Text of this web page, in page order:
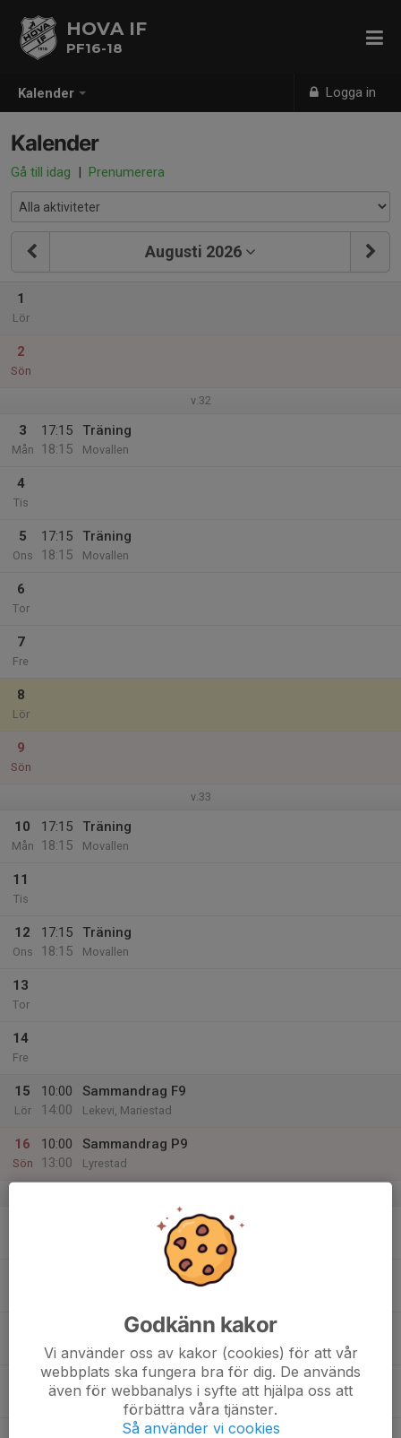
Kalender Logga in
HOVA IF
PF16-18
Kalender
Gå till idag | Prenumerera
Augusti 2026
1
Lör
2
Sön
v.32
3
Mån
17:15
18:15
Träning
Movallen
4
Tis
5
Ons
17:15
18:15
Träning
Movallen
6
Tor
7
Fre
8
Lör
9
Sön
v.33
10
Mån
17:15
18:15
Träning
Movallen
11
Tis
12
Ons
17:15
18:15
Träning
Movallen
13
Tor
14
Fre
15
Lör
10:00
14:00
Sammandrag F9
Lekevi, Mariestad
16
Sön
10:00
13:00
Sammandrag P9
Lyrestad
17:15
18:15
Träning
Movallen
Godkänn kakor
Vi använder oss av kakor (cookies) för att vår
webbplats ska fungera bra för dig. De används
även för webbanalys i syfte att hjälpa oss att
förbättra våra tjänster.
Så använder vi cookies